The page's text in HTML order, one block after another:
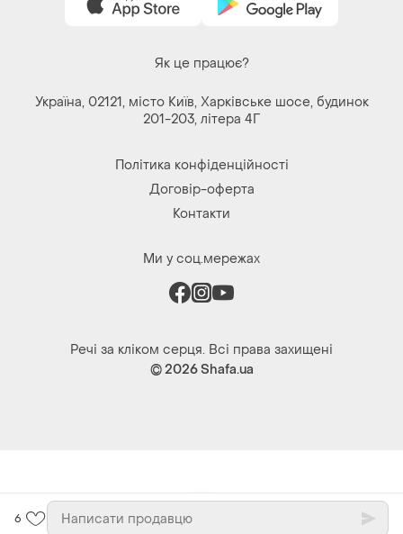
6
Як це працює?
Україна, 02121, місто Київ, Харківське шосе, будинок
201-203, літера 4Г
Політика конфіденційності
Договір-оферта
Контакти
Ми у соц.мережах
Речі за кліком серця. Всі права захищені
© 2026Shafa.ua